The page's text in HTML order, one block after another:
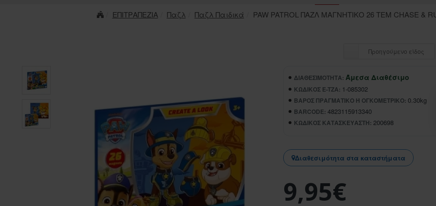
ΕΠΙΤΡΑΠΕΖΙΑ Παζλ Παζλ Παιδικά PAW PATROL ΠΑΖΛ ΜΑΓΝΗΤΙΚΟ 26 ΤΕΜ CHASE &
Προηγούμενο είδος
ΔΙΑΘΕΣΙΜΌΤΗΤΑ: Άμεσα Διαθέσιμο
ΚΩΔΙΚΌΣ E-TZA: 1-085302
ΒΆΡΟΣ ΠΡΑΓΜΑΤΙΚΌ Ή ΟΓΚΟΜΕΤΡΙΚΌ: 0.30kg
BARCODE: 4823115913340
ΚΩΔΙΚΌΣ ΚΑΤΑΣΚΕΥΑΣΤΉ: 200698
Διαθεσιμότητα στα καταστήματα
9,95€